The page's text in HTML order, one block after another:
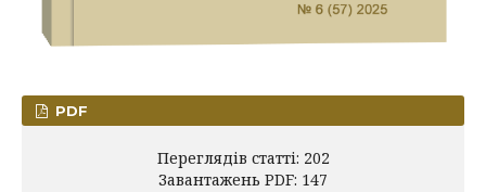
PDF
Переглядів статті: 202
Завантажень PDF: 147